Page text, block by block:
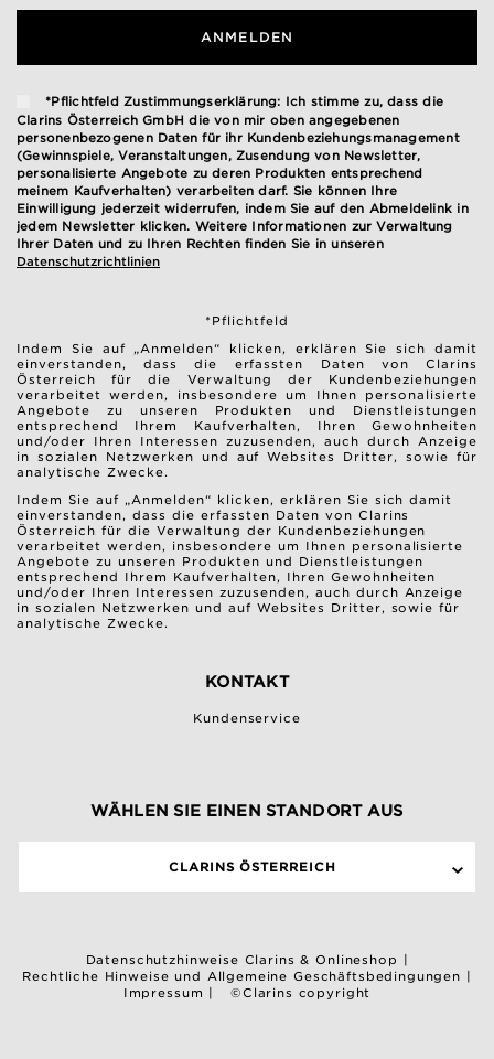
ANMELDEN
*Pflichtfeld Zustimmungserklärung: Ich stimme zu, dass die
Clarins Österreich GmbH die von mir oben angegebenen
personenbezogenen Daten für ihr Kundenbeziehungsmanagement
(Gewinnspiele, Veranstaltungen, Zusendung von Newsletter,
personalisierte Angebote zu deren Produkten entsprechend
meinem Kaufverhalten) verarbeiten darf. Sie können Ihre
Einwilligung jederzeit widerrufen, indem Sie auf den Abmeldelink in
jedem Newsletter klicken. Weitere Informationen zur Verwaltung
Ihrer Daten und zu Ihren Rechten finden Sie in unseren
Datenschutzrichtlinien
*Pflichtfeld
Indem Sie auf „Anmelden“ klicken, erklären Sie sich damit
einverstanden, dass die erfassten Daten von Clarins
Österreich für die Verwaltung der Kundenbeziehungen
verarbeitet werden, insbesondere um Ihnen personalisierte
Angebote zu unseren Produkten und Dienstleistungen
entsprechend Ihrem Kaufverhalten, Ihren Gewohnheiten
und/oder Ihren Interessen zuzusenden, auch durch Anzeige
in sozialen Netzwerken und auf Websites Dritter, sowie für
analytische Zwecke.
Indem Sie auf „Anmelden“ klicken, erklären Sie sich damit
einverstanden, dass die erfassten Daten von Clarins
Österreich für die Verwaltung der Kundenbeziehungen
verarbeitet werden, insbesondere um Ihnen personalisierte
Angebote zu unseren Produkten und Dienstleistungen
entsprechend Ihrem Kaufverhalten, Ihren Gewohnheiten
und/oder Ihren Interessen zuzusenden, auch durch Anzeige
in sozialen Netzwerken und auf Websites Dritter, sowie für
analytische Zwecke.
KONTAKT
Kundenservice
WÄHLEN SIE EINEN STANDORT AUS
CLARINS ÖSTERREICH
Datenschutzhinweise Clarins & Onlineshop |
Rechtliche Hinweise und Allgemeine Geschäftsbedingungen |
Impressum | ©Clarins copyright